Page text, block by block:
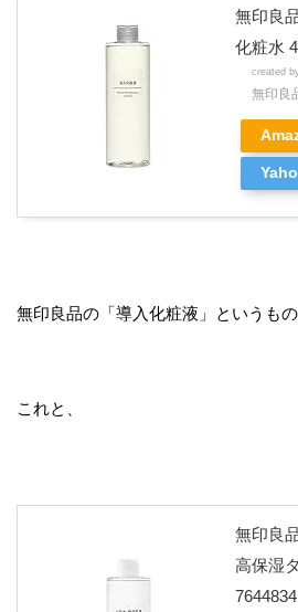
無印良
化粧水
created
無印良
無印良品の「導入化粧液」というもの
これと、
無印良
高保湿